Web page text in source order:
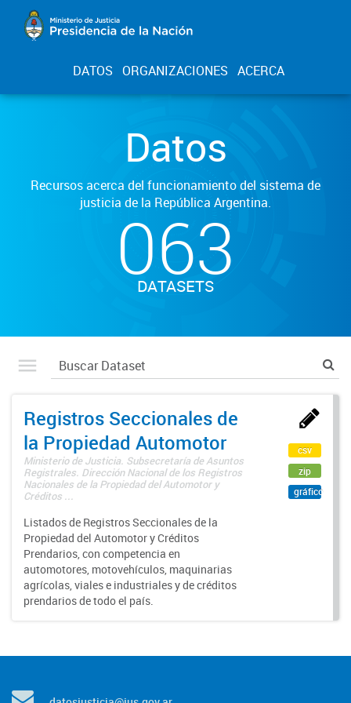
DATOS ORGANIZACIONES ACERCA
Datos
Recursos acerca del funcionamiento del sistema de
justicia de la República Argentina.
063
DATASETS
Registros Seccionales de
la Propiedad Automotor
Ministerio de Justicia. Subsecretaría de Asuntos
Registrales. Dirección Nacional de los Registros
Nacionales de la Propiedad del Automotor y
Créditos ...
Listados de Registros Seccionales de la
Propiedad del Automotor y Créditos
Prendarios, con competencia en
automotores, motovehículos, maquinarias
agrícolas, viales e industriales y de créditos
prendarios de todo el país.
csv
zip
gráfico